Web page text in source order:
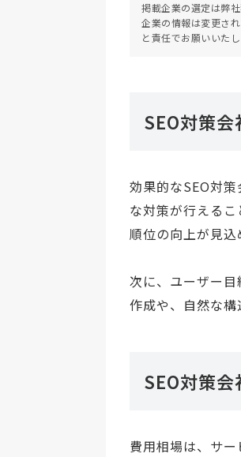
掲載企業の選定は弊
企業の情報は変更さ
と責任でお願いいた
SEO対策
効果的なSEO対
な対策が行える
順位の向上が見込
次に、ユーザー
作成や、自然な構
SEO対策
費用相場は、サ